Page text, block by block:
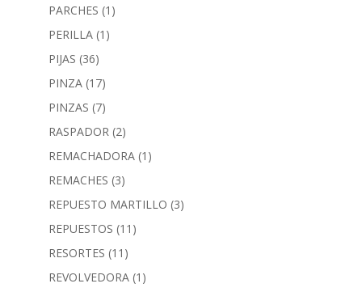
PARCHES (1)
PERILLA (1)
PIJAS (36)
PINZA (17)
PINZAS (7)
RASPADOR (2)
REMACHADORA (1)
REMACHES (3)
REPUESTO MARTILLO (3)
REPUESTOS (11)
RESORTES (11)
REVOLVEDORA (1)